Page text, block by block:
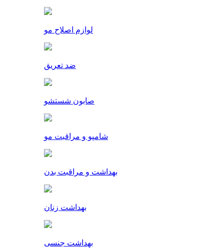
لوازم اصلاح مو
ضد تعریق
صابون شستشو
شامپو و مراقبت مو
بهداشت و مراقبت بدن
بهداشت زنان
بهداشت جنسی